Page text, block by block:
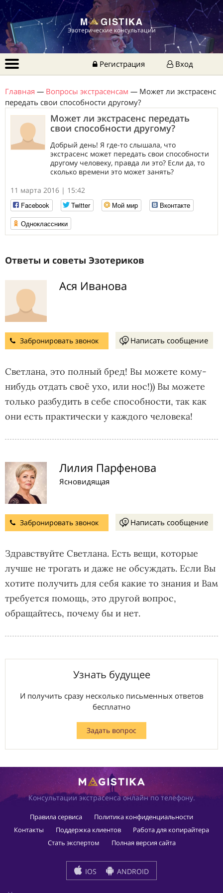
Эзотерические консультации
Регистрация Вход
Главная — Вопросы экстрасенсам — Может ли экстрасенс
передать свои способности другому?
Может ли экстрасенс передать
свои способности другому?
Добрый день! Я где-то слышала, что
экстрасенс может передать свои способности
другому человеку, правда ли это? Если да, то
сколько времени это может занять?
11 марта 2016 | 15:42
Facebook
Twitter Мой мир
Вконтакте
Одноклассники
Ответы и советы Эзотериков
Ася Иванова
Забронировать звонок Написать сообщение
Светлана, это полный бред! Вы можете кому-
нибудь отдать своё ухо, или нос!)) Вы можете
только разбудить в себе способности, так как
они есть практически у каждого человека!
Лилия Парфенова
Ясновидящая
Забронировать звонок Написать сообщение
Здравствуйте Светлана. Есть вещи, которые
лучше не трогать и даже не обсуждать. Если Вы
хотите получить для себя какие то знания и Вам
требуется помощь, это другой вопрос,
обращайтесь, почему бы и нет.
Узнать будущее
И получить сразу несколько письменных ответов
бесплатно
Задать вопрос
Консультации экстрасенса онлайн по телефону.
Правила сервиса
Политика конфиденциальности
Контакты
Поддержка клиентов
Работа для копирайтера
Стать экспертом
Полная версия сайта
IOS ANDROID